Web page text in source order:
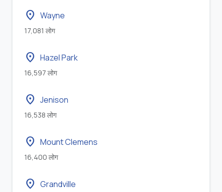
location_on Wayne
17,081 लोग
location_on Hazel Park
16,597 लोग
location_on Jenison
16,538 लोग
location_on Mount Clemens
16,400 लोग
location_on Grandville